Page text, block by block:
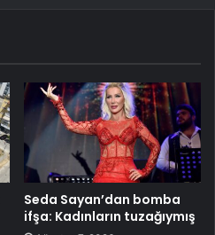
Seda Sayan’dan bomba
ifşa: Kadınların tuzağıymış